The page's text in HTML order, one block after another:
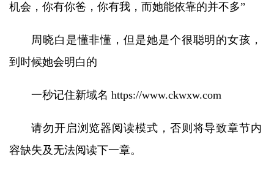
机会，你有你爸，你有我，而她能依靠的并不多”
周晓白是懂非懂，但是她是个很聪明的女孩，
到时候她会明白的
一秒记住新域名 https://www.ckwxw.com
请勿开启浏览器阅读模式，否则将导致章节内
容缺失及无法阅读下一章。